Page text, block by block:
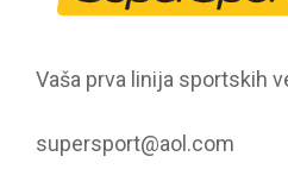
Vaša prva linija sportskih
supersport@aol.com